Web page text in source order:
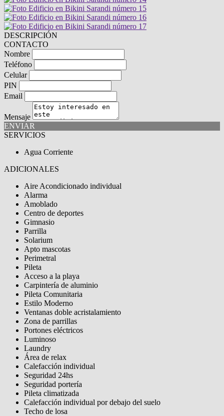
DESCRIPCIÓN
CONTACTO
Nombre
Teléfono
Celular
PIN
Email
Mensaje
ENVIAR
SERVICIOS
Agua Corriente
ADICIONALES
Aire Acondicionado individual
Alarma
Amoblado
Centro de deportes
Gimnasio
Parrilla
Solarium
Apto mascotas
Perimetral
Pileta
Acceso a la playa
Carpintería de aluminio
Pileta Comunitaria
Estilo Moderno
Ventanas doble acristalamiento
Zona de parrillas
Portones eléctricos
Luminoso
Laundry
Área de relax
Calefacción individual
Seguridad 24hs
Seguridad portería
Pileta climatizada
Calefacción individual por debajo del suelo
Techo de losa